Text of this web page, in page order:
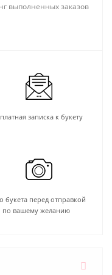
выполненных заказов
записка к букету
букета перед отправкой
по вашему желанию